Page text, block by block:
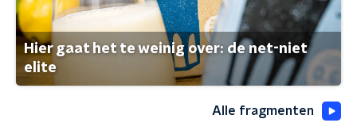
Hier gaat het te weinig over: de net-niet
elite
Alle fragmenten